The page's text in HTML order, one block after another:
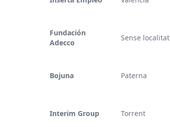
Fundación
Adecco
Sense localitat
Bojuna Paterna
Interim Group Torrent